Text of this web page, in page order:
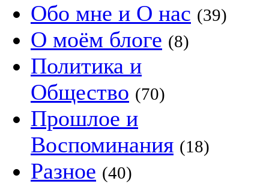
Обо мне и О нас (39)
О моём блоге (8)
Политика и
Общество (70)
Прошлое и
Воспоминания (18)
Разное (40)